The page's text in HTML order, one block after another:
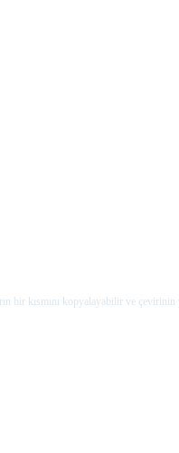
bir kısmını kopyalayabilir ve